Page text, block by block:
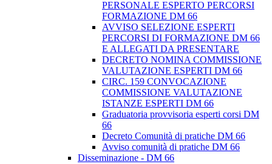
PERSONALE ESPERTO PERCORSI
FORMAZIONE DM 66
AVVISO SELEZIONE ESPERTI
PERCORSI DI FORMAZIONE DM 66
E ALLEGATI DA PRESENTARE
DECRETO NOMINA COMMISSIONE
VALUTAZIONE ESPERTI DM 66
CIRC. 159 CONVOCAZIONE
COMMISSIONE VALUTAZIONE
ISTANZE ESPERTI DM 66
Graduatoria provvisoria esperti corsi DM
66
Decreto Comunità di pratiche DM 66
Avviso comunità di pratiche DM 66
Disseminazione - DM 66